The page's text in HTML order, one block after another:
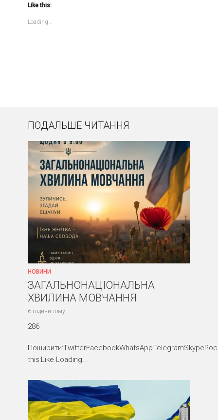
Like this:
Loading...
ПОДАЛЬШЕ ЧИТАННЯ
НОВИНИ
ЗАГАЛЬНОНАЦІОНАЛЬНА
ХВИЛИНА МОВЧАННЯ
6 години тому
286
this:Like Loading...